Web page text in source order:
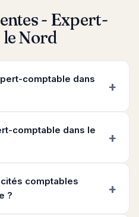
- Expert-
Nord
comptable dans
comptable dans le
comptables
?